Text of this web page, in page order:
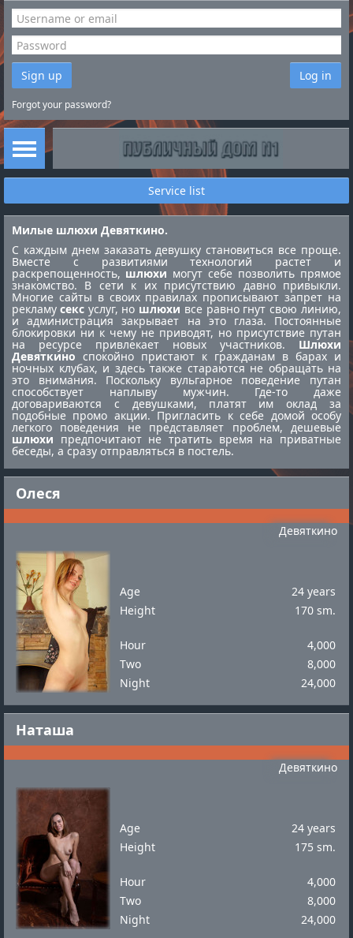
Sign up Log in
Forgot your password?
Service list
Олеся
Девяткино
Age
24 years
Height
170 sm.
Hour
4,000
Two
8,000
Night
24,000
Наташа
Девяткино
Age
24 years
Height
175 sm.
Hour
4,000
Two
8,000
Night
24,000
Милые шлюхи Девяткино.
С каждым днем заказать девушку становиться все проще.
Вместе с развитиями технологий растет и
раскрепощенность, шлюхи могут себе позволить прямое
знакомство. В сети к их присутствию давно привыкли.
Многие сайты в своих правилах прописывают запрет на
рекламу секс услуг, но шлюхи все равно гнут свою линию,
и администрация закрывает на это глаза. Постоянные
блокировки ни к чему не приводят, но присутствие путан
на ресурсе привлекает новых участников. Шлюхи
Девяткино спокойно пристают к гражданам в барах и
ночных клубах, и здесь также стараются не обращать на
это внимания. Поскольку вульгарное поведение путан
способствует наплыву мужчин. Где-то даже
договариваются с девушками, платят им оклад за
подобные промо акции. Пригласить к себе домой особу
легкого поведения не представляет проблем, дешевые
шлюхи предпочитают не тратить время на приватные
беседы, а сразу отправляться в постель.